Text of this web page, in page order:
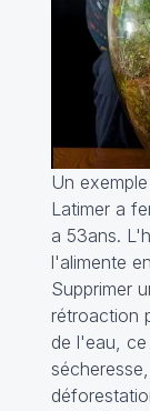
Un
Latimer a
a 53ans.
l'alimente
Supprimer
rétroaction
de l'eau,